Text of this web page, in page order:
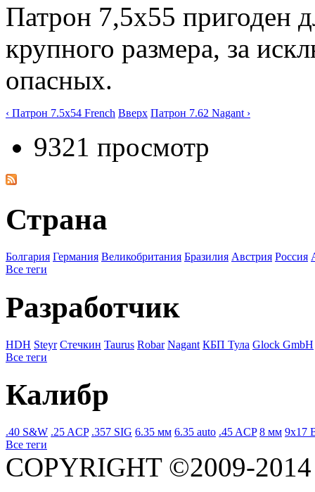
Патрон 7,5x55 пригоден
крупного размера, за
опасных.
‹ Патрон 7.5x54 French Вверх Патрон 7.62 Nagant ›
9321 просмотр
Страна
Болгария Германия Великобритания Бразилия Австрия Росcия
Все теги
Разработчик
HDH Steyr Стечкин Taurus Robar Nagant КБП Тула Glock GmbH
Все теги
Калибр
.40 S&W .25 ACP .357 SIG 6.35 мм 6.35 auto .45 ACP 8 мм 9x17
Все теги
COPYRIGHT ©2009-